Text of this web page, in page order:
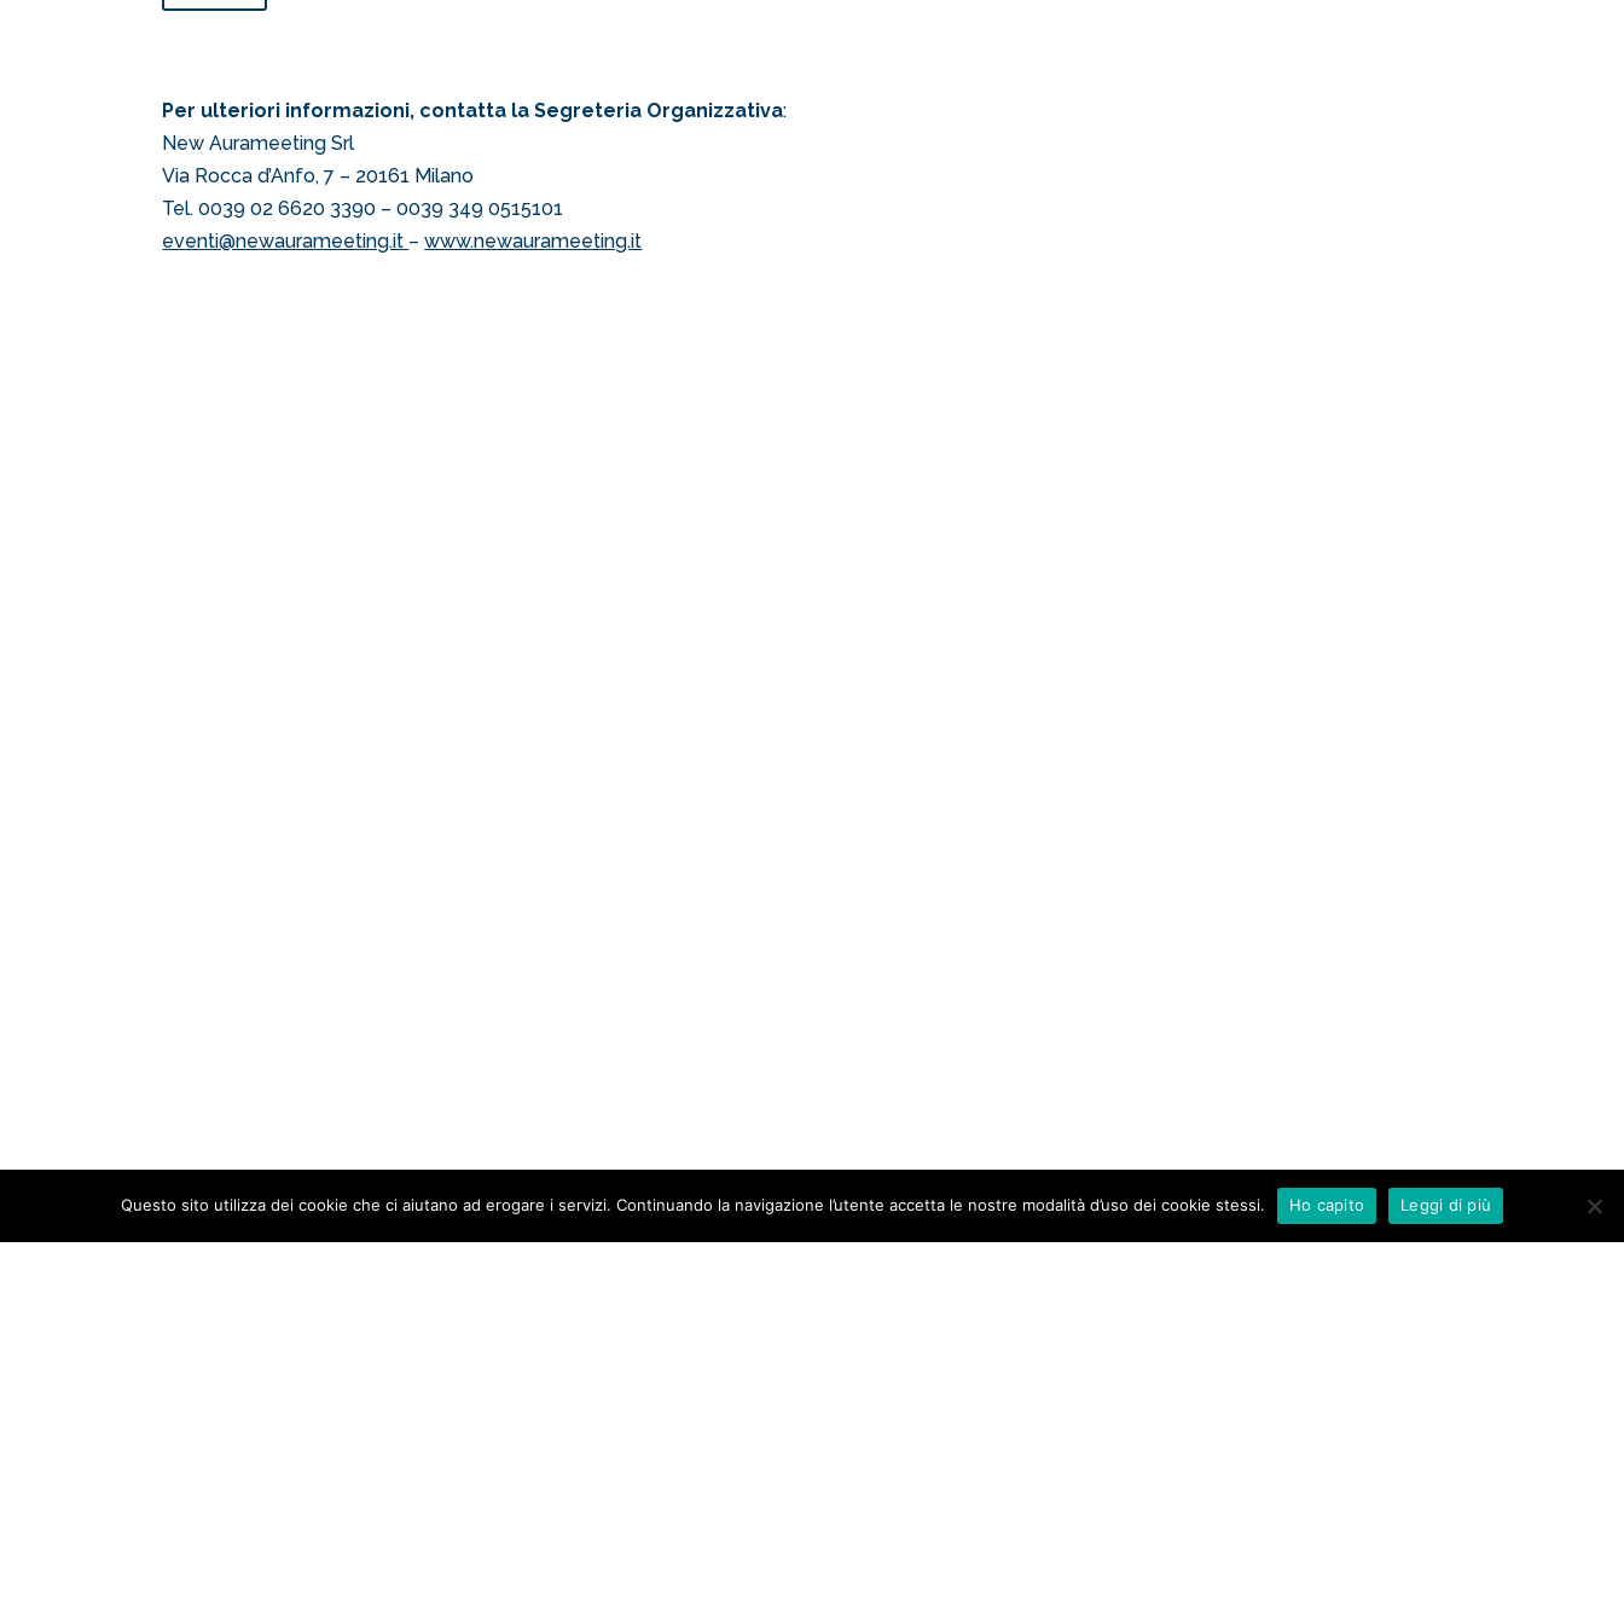
Per ulteriori informazioni, contatta la Segreteria Organizzativa:
New Aurameeting Srl
Via Rocca d’Anfo, 7 – 20161 Milano
Tel. 0039 02 6620 3390 – 0039 349 0515101
eventi@newaurameeting.it –www.newaurameeting.it
Questo sito utilizza dei cookie che ci aiutano ad erogare i servizi. Continuando la navigazione l’utente accetta le nostre modalità d’uso dei cookie stessi. Ho capito Leggi di più